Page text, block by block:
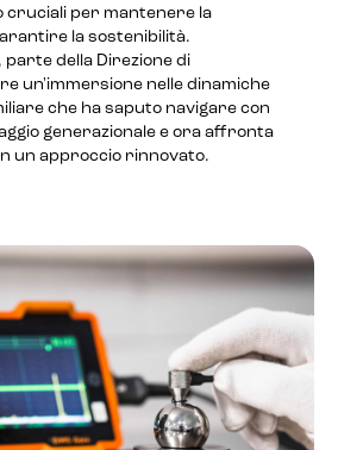
cruciali per mantenere la
la sostenibilità.
parte della Direzione di
un'immersione nelle dinamiche
che ha saputo navigare con
generazionale e ora affronta
un approccio rinnovato.